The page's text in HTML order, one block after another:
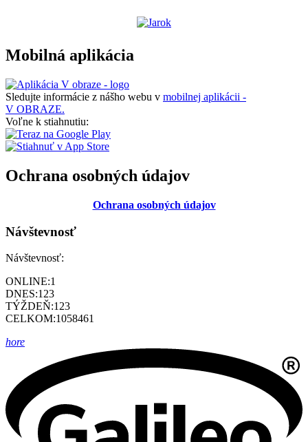
Mobilná aplikácia
Sledujte informácie z nášho webu v mobilnej aplikácii -
V OBRAZE.
Voľne k stiahnutiu:
Ochrana osobných údajov
Ochrana osobných údajov
Návštevnosť
Návštevnosť:
ONLINE:1
DNES:123
TÝŽDEŇ:123
CELKOM:1058461
hore